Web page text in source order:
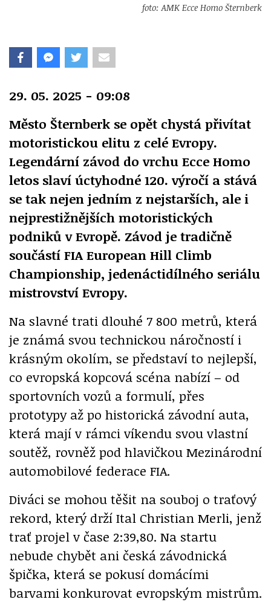
foto: AMK Ecce Homo Šternberk
29. 05. 2025 - 09:08
Město Šternberk se opět chystá přivítat
motoristickou elitu z celé Evropy.
Legendární závod do vrchu Ecce Homo
letos slaví úctyhodné 120. výročí a stává
se tak nejen jedním z nejstarších, ale i
nejprestižnějších motoristických
podniků v Evropě. Závod je tradičně
součástí FIA European Hill Climb
Championship, jedenáctidílného seriálu
mistrovství Evropy.
Na slavné trati dlouhé 7 800 metrů, která
je známá svou technickou náročností i
krásným okolím, se představí to nejlepší,
co evropská kopcová scéna nabízí – od
sportovních vozů a formulí, přes
prototypy až po historická závodní auta,
která mají v rámci víkendu svou vlastní
soutěž, rovněž pod hlavičkou Mezinárodní
automobilové federace FIA.
Diváci se mohou těšit na souboj o traťový
rekord, který drží Ital Christian Merli, jenž
trať projel v čase 2:39,80. Na startu
nebude chybět ani česká závodnická
špička, která se pokusí domácími
barvami konkurovat evropským mistrům.